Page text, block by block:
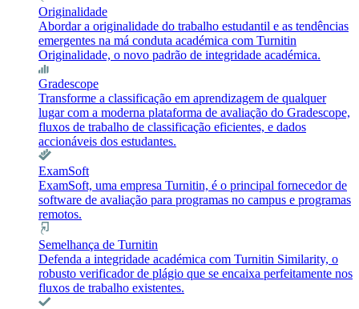
Originalidade
Abordar a originalidade do trabalho estudantil e as tendências
emergentes na má conduta académica com Turnitin
Originalidade, o novo padrão de integridade académica.
Gradescope
Transforme a classificação em aprendizagem de qualquer
lugar com a moderna plataforma de avaliação do Gradescope,
fluxos de trabalho de classificação eficientes, e dados
accionáveis dos estudantes.
ExamSoft
ExamSoft, uma empresa Turnitin, é o principal fornecedor de
software de avaliação para programas no campus e programas
remotos.
Semelhança de Turnitin
Defenda a integridade académica com Turnitin Similarity, o
robusto verificador de plágio que se encaixa perfeitamente nos
fluxos de trabalho existentes.